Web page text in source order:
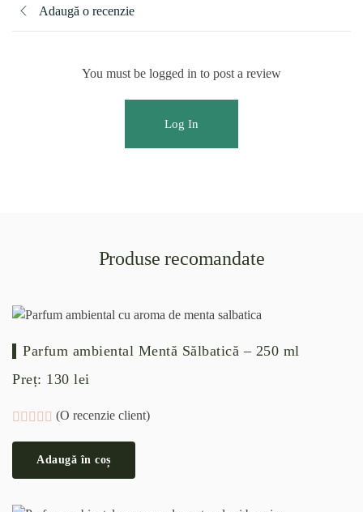
Adaugă o recenzie
You must be logged in to post a review
Log In
Produse recomandate
Parfum ambiental Mentă Sălbatică – 250 ml
Preț: 130 lei
Evaluat la5.00din 5 pe baza unei singure evaluări
(O recenzie client)
Adaugă în coș